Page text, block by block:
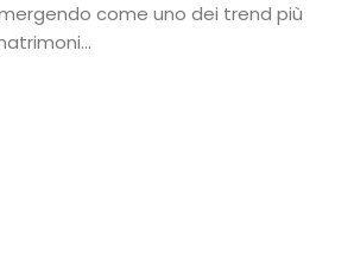
come uno dei trend più